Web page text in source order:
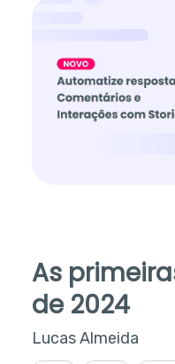
As
de 2024
Lucas Almeida